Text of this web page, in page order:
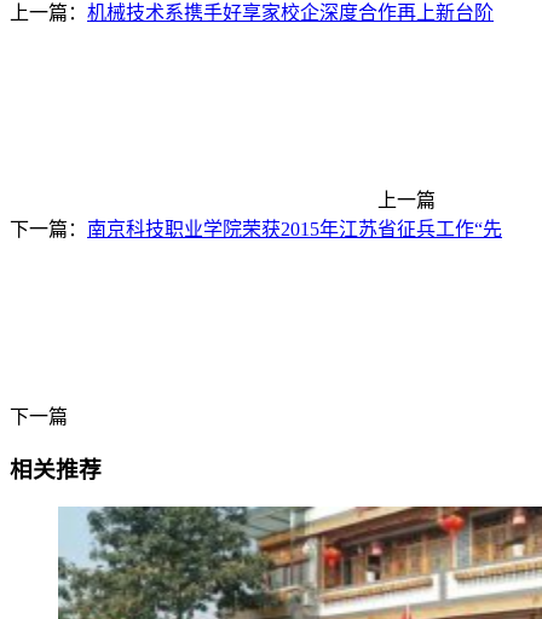
上一篇： 机械技术系携手好享家校企深度合作再上新台阶
上一篇
下一篇： 南京科技职业学院荣获2015年江苏省征兵工作“先
下一篇
相关推荐